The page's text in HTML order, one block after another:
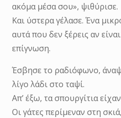
ακόμα μέσα σου», ψιθύρισε.
Και ύστερα γέλασε. Ένα
αυτά που δεν ξέρεις αν
επίγνωση.
Έσβησε το ραδιόφωνο,
λίγο λάδι στο ταψί.
Απ’ έξω, τα σπουργίτια
Οι γάτες περίμεναν στη